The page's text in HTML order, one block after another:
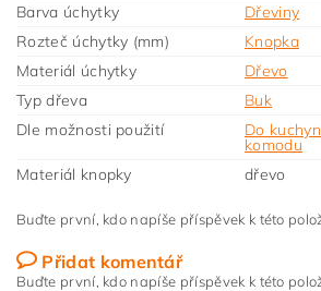
Barva úchytky
Dřeviny
Rozteč úchytky (mm)
Knopka
Materiál úchytky
Dřevo
Typ dřeva
Buk
Dle možnosti použití
Do
komodu
Materiál knopky
dřevo
Buďte první, kdo napíše příspěvek k této
Přidat komentář
Buďte první, kdo napíše příspěvek k této